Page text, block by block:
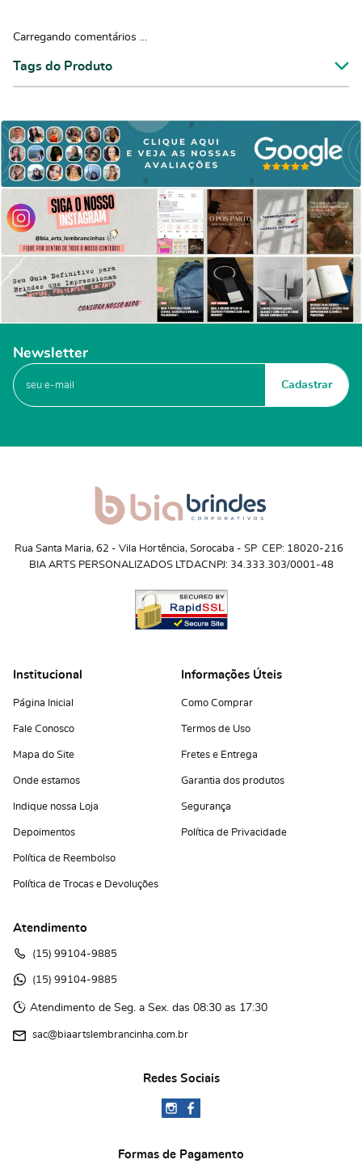
Carregando comentários ...
Tags do Produto
Newsletter
Cadastrar
Rua Santa Maria, 62 - Vila Hortência, Sorocaba - SP CEP: 18020-216
BIA ARTS PERSONALIZADOS LTDACNPJ: 34.333.303/0001-48
Institucional
Página Inicial
Fale Conosco
Mapa do Site
Onde estamos
Indique nossa Loja
Depoimentos
Política de Reembolso
Política de Trocas e Devoluções
Informações Úteis
Como Comprar
Termos de Uso
Fretes e Entrega
Garantia dos produtos
Segurança
Política de Privacidade
Atendimento
(15) 99104-9885
(15) 99104-9885
Atendimento de Seg. a Sex. das 08:30 as 17:30
sac@biaartslembrancinha.com.br
Redes Sociais
Formas de Pagamento